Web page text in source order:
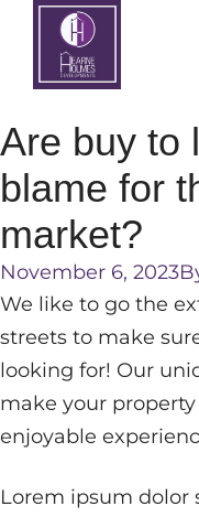
Are buy to let
market?
Are buy to
blame for
market?
November 6, 2023
We like to go the
streets to make
looking for! Our
make your
enjoyable
Lorem ipsum dolor